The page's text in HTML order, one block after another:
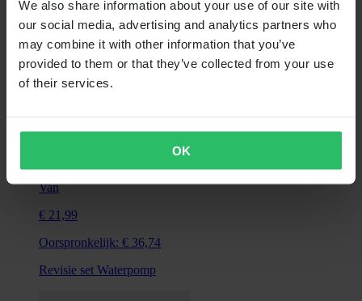
We also share information about your use of our site with
our social media, advertising and analytics partners who
may combine it with other information that you’ve
provided to them or that they’ve collected from your use
of their services.
OK
Van
€ 21,99
Oorspronkelijk: € 36,74
Revisie set Waterpomp